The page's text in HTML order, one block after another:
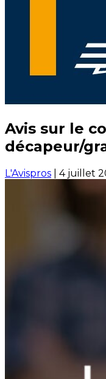
Avis sur le
décapeur/
L'Avispros 4 juillet